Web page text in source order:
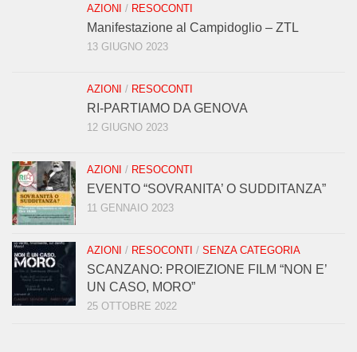
AZIONI / RESOCONTI
Manifestazione al Campidoglio – ZTL
13 GIUGNO 2023
AZIONI / RESOCONTI
RI-PARTIAMO DA GENOVA
12 GIUGNO 2023
AZIONI / RESOCONTI
EVENTO “SOVRANITA’ O SUDDITANZA”
11 GENNAIO 2023
AZIONI / RESOCONTI / SENZA CATEGORIA
SCANZANO: PROIEZIONE FILM “NON E’
UN CASO, MORO”
25 OTTOBRE 2022